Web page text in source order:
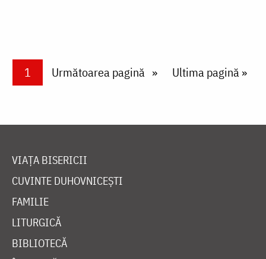
PaginareCurrent page
1 Next page
Următoarea pagină Last page
Ultima pagină »
VIAȚA BISERICII
CUVINTE DUHOVNICEȘTI
FAMILIE
LITURGICĂ
BIBLIOTECĂ